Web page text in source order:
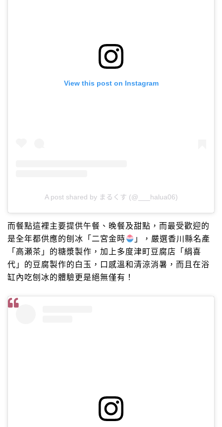
View this post on Instagram
A post shared by まるくす (@___halua06)
而餐點這裡主要提供午餐、晚餐及甜點，而最受歡迎的
是全年都供應的刨冰「二宮金時
」，嚴選香川縣名產
「高瀬茶」的糖漿製作，加上多度津町豆腐店「絹喜
代」的豆腐製作的白玉，口感溫和清涼消暑，而且在浴
缸內吃刨冰的體驗更是絕無僅有！